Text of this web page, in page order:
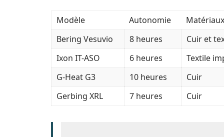
Modèle Autonomie
Matériaux
Bering Vesuvio
8 heures
Cuir et
Ixon IT-ASO
6 heures
Textile
G-Heat G3
10 heures
Cuir
Gerbing XRL
7 heures Cuir